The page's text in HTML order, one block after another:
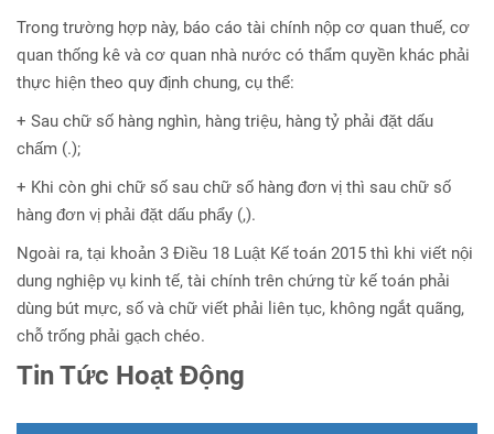
Trong trường hợp này, báo cáo tài chính nộp cơ quan thuế, cơ
quan thống kê và cơ quan nhà nước có thẩm quyền khác phải
thực hiện theo quy định chung, cụ thể:
+ Sau chữ số hàng nghìn, hàng triệu, hàng tỷ phải đặt dấu
chấm (.);
+ Khi còn ghi chữ số sau chữ số hàng đơn vị thì sau chữ số
hàng đơn vị phải đặt dấu phẩy (,).
Ngoài ra, tại khoản 3 Điều 18 Luật Kế toán 2015 thì khi viết nội
dung nghiệp vụ kinh tế, tài chính trên chứng từ kế toán phải
dùng bút mực, số và chữ viết phải liên tục, không ngắt quãng,
chỗ trống phải gạch chéo.
Tin Tức Hoạt Động